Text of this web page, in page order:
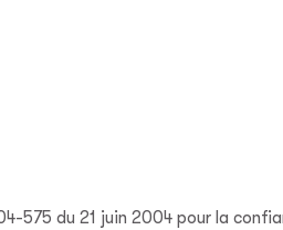
575 du 21 juin 2004 pour la